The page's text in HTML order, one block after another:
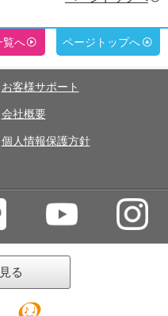
覧へ ページトップへ
お客様サポート
会社概要
個人情報保護方針
る